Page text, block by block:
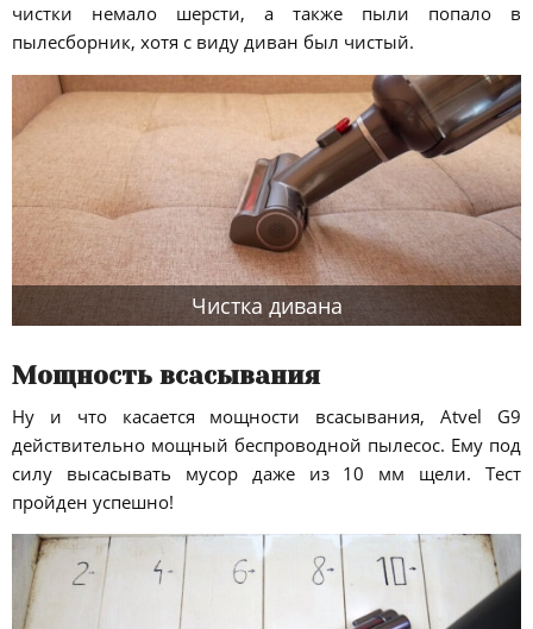
чистки немало шерсти, а также пыли попало в
пылесборник, хотя с виду диван был чистый.
Чистка дивана
Мощность всасывания
Ну и что касается мощности всасывания, Atvel G9
действительно мощный беспроводной пылесос. Ему под
силу высасывать мусор даже из 10 мм щели. Тест
пройден успешно!